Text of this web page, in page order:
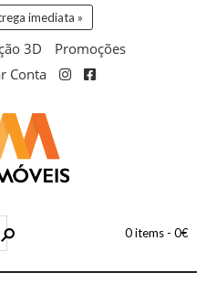
imediata »
3D
Promoções
Conta
0 items - 0€